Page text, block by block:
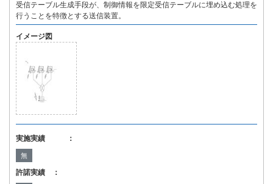
受信テーブル生成手段が、制御情報を限定受信テーブルに埋め込む処理を
行うことを特徴とする送信装置。
イメージ図
実施実績 ：
無
許諾実績 ：